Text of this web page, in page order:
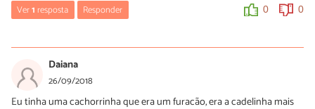
médico veterinário antes de começar qualquer tratamento. Uma
boa dica é buscar ONGs ou Associações que possam prestar
A equipe do PeritoAnimal deseja rápidas melhoras!
Ver1resposta Responder 0 0
Oi Gilvan! Temos um artigo que pode te ajudar:
https://www.peritoanimal.com.br/remedio-caseiro-para-
cachorro-vomitando-22489.html
Daiana
26/09/2018
Eu tinha uma cachorrinha que era um furacão, era a cadelinha mais